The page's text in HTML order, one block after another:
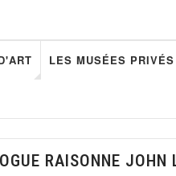
LES MUSÉES PRIVÉS
RAISONNE JOHN